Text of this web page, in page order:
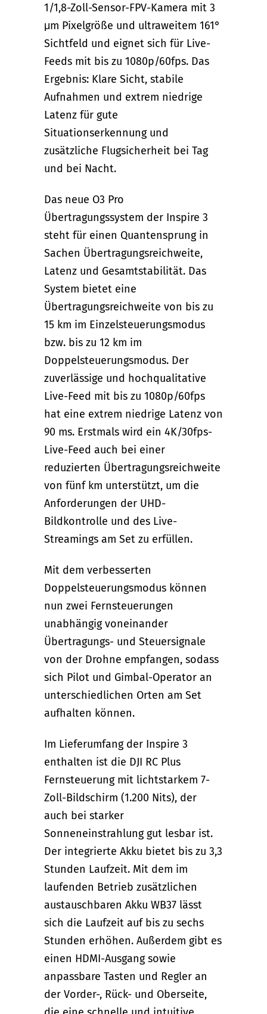
1/1,8-Zoll-Sensor-FPV-Kamera mit 3
μm Pixelgröße und ultraweitem 161°
Sichtfeld und eignet sich für Live-
Feeds mit bis zu 1080p/60fps. Das
Ergebnis: Klare Sicht, stabile
Aufnahmen und extrem niedrige
Latenz für gute
Situationserkennung und
zusätzliche Flugsicherheit bei Tag
und bei Nacht.
Das neue O3 Pro
Übertragungssystem der Inspire 3
steht für einen Quantensprung in
Sachen Übertragungsreichweite,
Latenz und Gesamtstabilität. Das
System bietet eine
Übertragungsreichweite von bis zu
15 km im Einzelsteuerungsmodus
bzw. bis zu 12 km im
Doppelsteuerungsmodus. Der
zuverlässige und hochqualitative
Live-Feed mit bis zu 1080p/60fps
hat eine extrem niedrige Latenz von
90 ms. Erstmals wird ein 4K/30fps-
Live-Feed auch bei einer
reduzierten Übertragungsreichweite
von fünf km unterstützt, um die
Anforderungen der UHD-
Bildkontrolle und des Live-
Streamings am Set zu erfüllen.
Mit dem verbesserten
Doppelsteuerungsmodus können
nun zwei Fernsteuerungen
unabhängig voneinander
Übertragungs- und Steuersignale
von der Drohne empfangen, sodass
sich Pilot und Gimbal-Operator an
unterschiedlichen Orten am Set
aufhalten können.
Im Lieferumfang der Inspire 3
enthalten ist die DJI RC Plus
Fernsteuerung mit lichtstarkem 7-
Zoll-Bildschirm (1.200 Nits), der
auch bei starker
Sonneneinstrahlung gut lesbar ist.
Der integrierte Akku bietet bis zu 3,3
Stunden Laufzeit. Mit dem im
laufenden Betrieb zusätzlichen
austauschbaren Akku WB37 lässt
sich die Laufzeit auf bis zu sechs
Stunden erhöhen. Außerdem gibt es
einen HDMI-Ausgang sowie
anpassbare Tasten und Regler an
der Vorder-, Rück- und Oberseite,